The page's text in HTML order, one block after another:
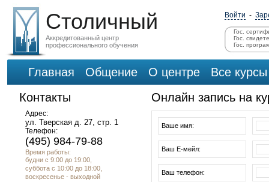
Столичный
Аккредитованный центр
профессионального обучения
Войти -
Гос.
Гос.
Гос.
Главная Общение О центре
Все курсы
Контакты
Адрес:
ул. Тверская д. 27, стр. 1
Телефон:
(495) 984-79-88
Время работы:
будни с 9:00 до 19:00,
суббота с 10:00 до 18:00,
воскресенье - выходной
Онлайн запись на
Ваше имя:
Ваш Е-мейл:
Ваш телефон: